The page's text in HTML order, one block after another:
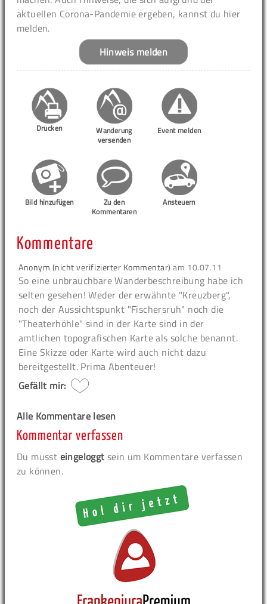
aktuellen Corona-Pandemie ergeben, kannst du hier
melden.
Hinweis melden
Drucken
Wanderung
versenden
Event melden
Bild hinzufügen
Zu den
Kommentaren
Ansteuern
Kommentare
Anonym (nicht verifizierter Kommentar) am 10.07.11
So eine unbrauchbare Wanderbeschreibung habe ich
selten gesehen! Weder der erwähnte "Kreuzberg",
noch der Aussichtspunkt "Fischersruh" noch die
"Theaterhöhle" sind in der Karte sind in der
amtlichen topografischen Karte als solche benannt.
Eine Skizze oder Karte wird auch nicht dazu
bereitgestellt. Prima Abenteuer!
Gefällt mir:
Alle Kommentare lesen
Kommentar verfassen
Du musst eingeloggt sein um Kommentare verfassen
zu können.